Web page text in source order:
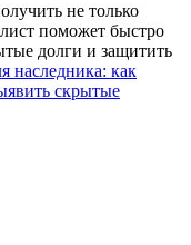
не только
поможет быстро
долги и защитить
наследника: как
скрытые